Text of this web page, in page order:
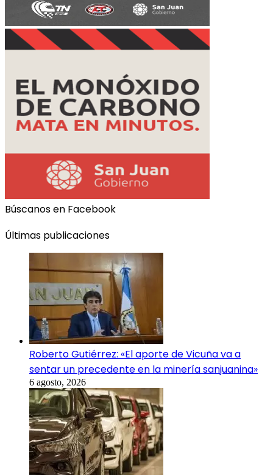
Búscanos en Facebook
Últimas publicaciones
Roberto Gutiérrez: «El aporte de Vicuña va a
sentar un precedente en la minería sanjuanina»
6 agosto, 2026